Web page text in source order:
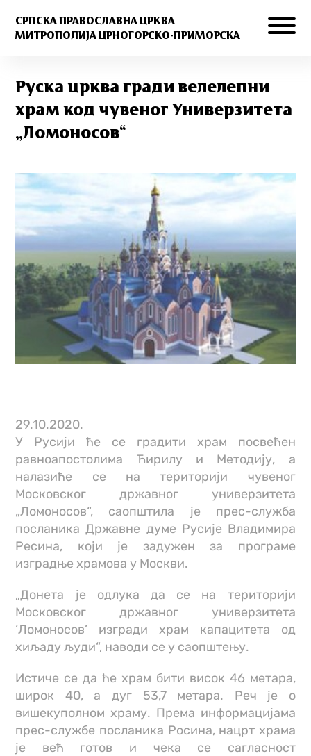
СРПСКА ПРАВОСЛАВНА ЦРКВА
МИТРОПОЛИЈА ЦРНОГОРСКО-ПРИМОРСКА
Руска црква гради велелепни
храм код чувеног Универзитета
„Ломоносов“
29.10.2020.
У Русији ће се градити храм посвећен
равноапостолима Ћирилу и Методију, а
налазиће се на територији чувеног
Московског државног универзитета
„Ломоносов“, саопштила је прес-служба
посланика Државне думе Русије Владимира
Ресина, који је задужен за програме
изградње храмова у Москви.
„Донета је одлука да се на територији
Московског државног универзитета
‘Ломоносов’ изгради храм капацитета од
хиљаду људи“, наводи се у саопштењу.
Истиче се да ће храм бити висок 46 метара,
широк 40, а дуг 53,7 метара. Реч је о
вишекуполном храму. Према информацијама
прес-службе посланика Росина, нацрт храма
је већ готов и чека се сагласност